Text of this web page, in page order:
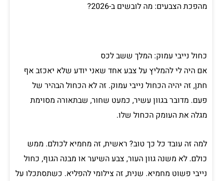
מהפכת הצבעים: מה לובשים ב-2026?
כחול נייבי עמוק: המלך ששב לכס
אם היה לי להמליץ על צבע אחד שאני יודע שלא יאכזב אף
חתן, זה יהיה הכחול נייבי עמוק. זה לא הכחול הבהיר של
פעם. מדובר בגוון עשיר, כמעט שחור, שבתאורה מסוימת
מגלה את העומק הכחול שלו.
למה זה עובד כל כך טוב? ראשית, זה מחמיא לכולם. ממש
כולם. לא משנה גוון העור, צבע השיער או מבנה הגוף, כחול
נייבי פשוט מחמיא. שנית, זה צילומי להפליא. כשתסתכלו על